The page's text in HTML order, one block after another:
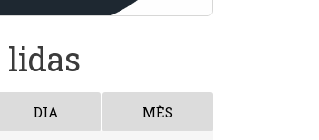
DIA MÊS